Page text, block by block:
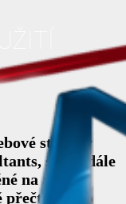
stránky
s.r.o. (dále
na adrese
přečtěte tyto